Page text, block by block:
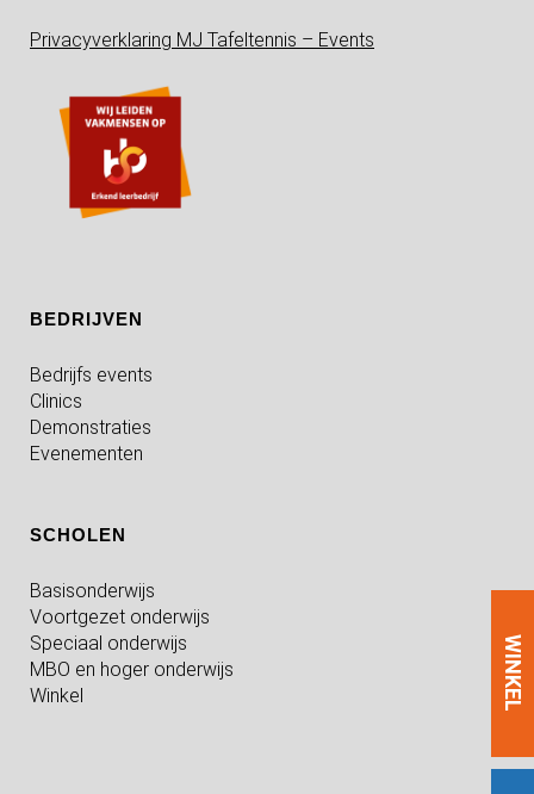
WINKEL
Privacyverklaring MJ Tafeltennis – Events
BEDRIJVEN
Bedrijfs events
Clinics
Demonstraties
Evenementen
SCHOLEN
Basisonderwijs
Voortgezet onderwijs
Speciaal onderwijs
MBO en hoger onderwijs
Winkel